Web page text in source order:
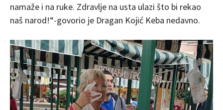
namaže i na ruke. Zdravlje na usta ulazi što bi rekao
naš narod!“-govorio je Dragan Kojić Keba nedavno.